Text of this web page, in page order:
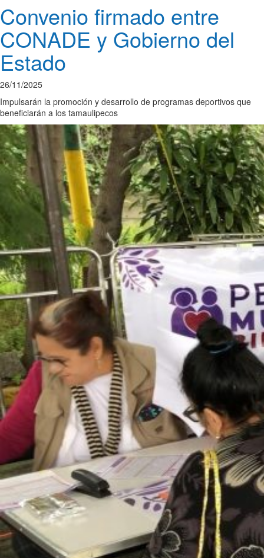
Convenio firmado entre
CONADE y Gobierno del
Estado
26/11/2025
Impulsarán la promoción y desarrollo de programas deportivos que
beneficiarán a los tamaulipecos